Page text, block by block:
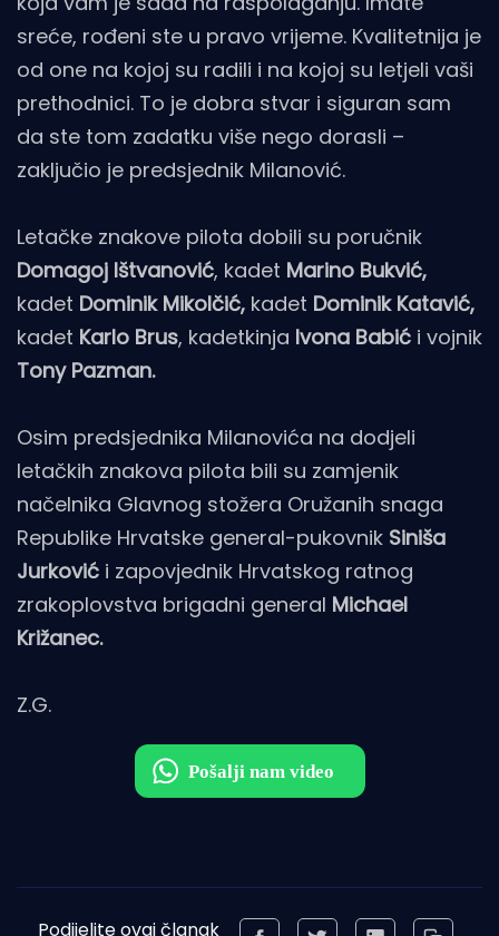
sreće, rođeni ste u pravo vrijeme. Kvalitetnija je
od one na kojoj su radili i na kojoj su letjeli vaši
prethodnici. To je dobra stvar i siguran sam
da ste tom zadatku više nego dorasli –
zaključio je predsjednik Milanović.
Letačke znakove pilota dobili su poručnik
Domagoj Ištvanović, kadet Marino Bukvić,
kadet Dominik Mikolčić, kadet Dominik Katavić,
kadet Karlo Brus, kadetkinja Ivona Babić i vojnik
Tony Pazman.
Osim predsjednika Milanovića na dodjeli
letačkih znakova pilota bili su zamjenik
načelnika Glavnog stožera Oružanih snaga
Republike Hrvatske general-pukovnik Siniša
Jurković i zapovjednik Hrvatskog ratnog
zrakoplovstva brigadni general Michael
Križanec.
Z.G.
Podijelite ovaj članak